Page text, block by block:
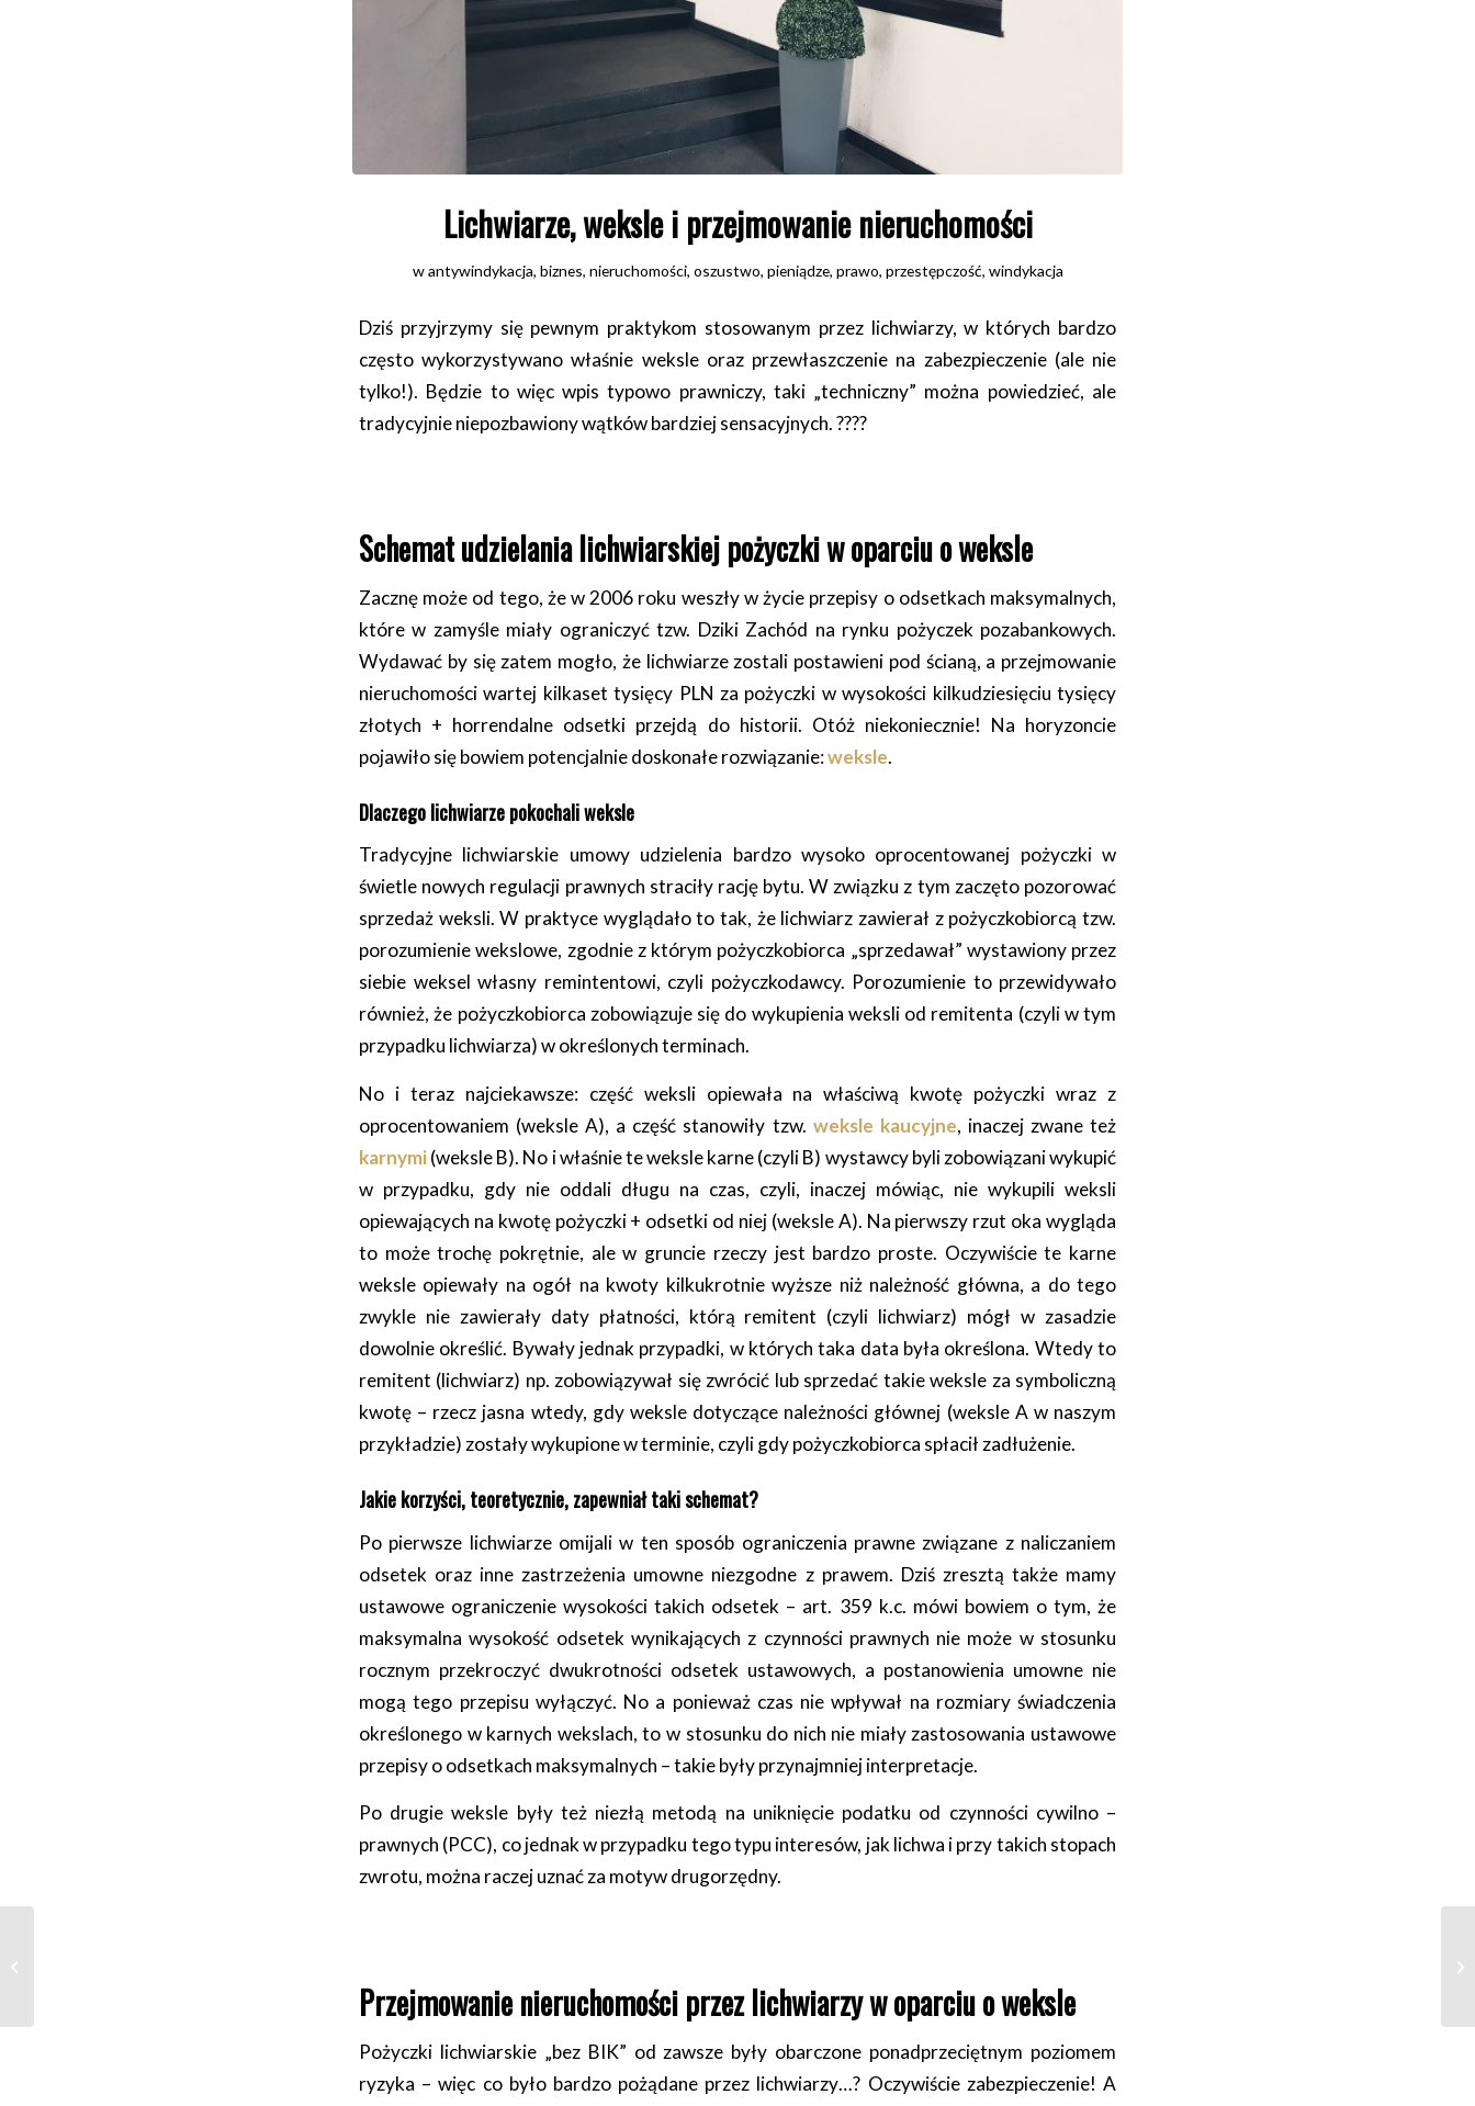
Lichwiarze, weksle i przejmowanie nieruchomości
wantywindykacja, biznes, nieruchomości, oszustwo, pieniądze, prawo, przestępczość, windykacja
Dziś przyjrzymy się pewnym praktykom stosowanym przez lichwiarzy, w których bardzo
często wykorzystywano właśnie weksle oraz przewłaszczenie na zabezpieczenie (ale nie
tylko!). Będzie to więc wpis typowo prawniczy, taki „techniczny” można powiedzieć, ale
tradycyjnie niepozbawiony wątków bardziej sensacyjnych.????
Schemat udzielania lichwiarskiej pożyczki w oparciu o weksle
Zacznę może od tego, że w 2006 roku weszły w życie przepisy o odsetkach maksymalnych,
które w zamyśle miały ograniczyć tzw. Dziki Zachód na rynku pożyczek pozabankowych.
Wydawać by się zatem mogło, że lichwiarze zostali postawieni pod ścianą, a przejmowanie
nieruchomości wartej kilkaset tysięcy PLN za pożyczki w wysokości kilkudziesięciu tysięcy
złotych + horrendalne odsetki przejdą do historii. Otóż niekoniecznie! Na horyzoncie
pojawiło się bowiem potencjalnie doskonałe rozwiązanie:weksle.
Dlaczego lichwiarze pokochali weksle
Tradycyjne lichwiarskie umowy udzielenia bardzo wysoko oprocentowanej pożyczki w
świetle nowych regulacji prawnych straciły rację bytu. W związku z tym zaczęto pozorować
sprzedaż weksli. W praktyce wyglądało to tak, że lichwiarz zawierał z pożyczkobiorcą tzw.
porozumienie wekslowe, zgodnie z którym pożyczkobiorca „sprzedawał” wystawiony przez
siebie weksel własny remintentowi, czyli pożyczkodawcy. Porozumienie to przewidywało
również, że pożyczkobiorca zobowiązuje się do wykupienia weksli od remitenta (czyli w tym
przypadku lichwiarza) w określonych terminach.
No i teraz najciekawsze: część weksli opiewała na właściwą kwotę pożyczki wraz z
oprocentowaniem (weksle A), a część stanowiły tzw. weksle kaucyjne, inaczej zwane też
karnymi(weksle B). No i właśnie te weksle karne (czyli B) wystawcy byli zobowiązani wykupić
w przypadku, gdy nie oddali długu na czas, czyli, inaczej mówiąc, nie wykupili weksli
opiewających na kwotę pożyczki + odsetki od niej (weksle A). Na pierwszy rzut oka wygląda
to może trochę pokrętnie, ale w gruncie rzeczy jest bardzo proste. Oczywiście te karne
weksle opiewały na ogół na kwoty kilkukrotnie wyższe niż należność główna, a do tego
zwykle nie zawierały daty płatności, którą remitent (czyli lichwiarz) mógł w zasadzie
dowolnie określić. Bywały jednak przypadki, w których taka data była określona. Wtedy to
remitent (lichwiarz) np. zobowiązywał się zwrócić lub sprzedać takie weksle za symboliczną
kwotę – rzecz jasna wtedy, gdy weksle dotyczące należności głównej (weksle A w naszym
przykładzie) zostały wykupione w terminie, czyli gdy pożyczkobiorca spłacił zadłużenie.
Jakie korzyści, teoretycznie, zapewniał taki schemat?
Po pierwsze lichwiarze omijali w ten sposób ograniczenia prawne związane z naliczaniem
odsetek oraz inne zastrzeżenia umowne niezgodne z prawem. Dziś zresztą także mamy
ustawowe ograniczenie wysokości takich odsetek – art. 359 k.c. mówi bowiem o tym, że
maksymalna wysokość odsetek wynikających z czynności prawnych nie może w stosunku
rocznym przekroczyć dwukrotności odsetek ustawowych, a postanowienia umowne nie
mogą tego przepisu wyłączyć. No a ponieważ czas nie wpływał na rozmiary świadczenia
określonego w karnych wekslach, to w stosunku do nich nie miały zastosowania ustawowe
przepisy o odsetkach maksymalnych – takie były przynajmniej interpretacje.
Po drugie weksle były też niezłą metodą na uniknięcie podatku od czynności cywilno –
prawnych (PCC), co jednak w przypadku tego typu interesów, jak lichwa i przy takich stopach
zwrotu, można raczej uznać za motyw drugorzędny.
Przejmowanie nieruchomości przez lichwiarzy w oparciu o weksle
Pożyczki lichwiarskie „bez BIK” od zawsze były obarczone ponadprzeciętnym poziomem
ryzyka – więc co było bardzo pożądane przez lichwiarzy…? Oczywiście zabezpieczenie! A